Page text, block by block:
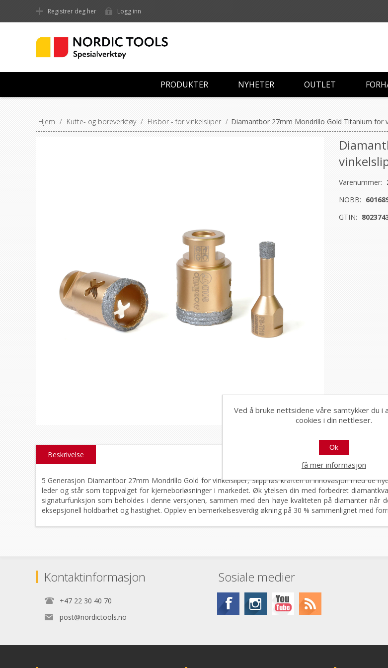
Registrer deg her Logg inn
PRODUKTER NYHETER OUTLET
Hjem / Kutte- og boreverktøy / Flisbor - for vinkelsliper / Diamantbor 27mm Mondrillo Gold Titanium for
Varenummer:
NOBB:
GTIN:
Beskrivelse
5 Generasjon Diamantbor 27mm Mondrillo Gold for vinkelsliper, Slipp løs kraften til innovasjon med de
leder og står som toppvalget for kjerneborløsninger i markedet. Øk ytelsen din med forbedret
signaturfunksjon som beholdes i denne versjonen, sammen med den høye kvaliteten på diamanter når
eksepsjonell holdbarhet og hastighet. Opplev en bemerkelsesverdig økning på 30 % sammenlignet med
Kontaktinformasjon
+47 22 30 40 70
post@nordictools.no
Sosiale medier
Ved å bruke nettsidene våre samtykker du i
cookies i din nettleser.
Ok
få mer informasjon